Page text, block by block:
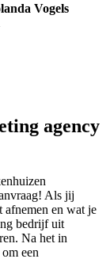
Vogels
agency
Als jij
en wat je
bedrijf uit
Na het in
een